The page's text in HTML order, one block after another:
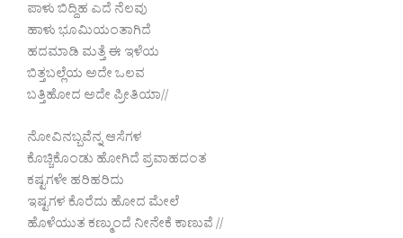
ಪಾಳು ಬಿದ್ದಿಹ ಎದೆ ನೆಲವು
ಹಾಳು ಭೂಮಿಯಂತಾಗಿದೆ
ಹದಮಾಡಿ ಮತ್ತೆ ಈ ಇಳೆಯ
ಬಿತ್ತಬಲ್ಲೆಯ ಅದೇ ಒಲವ
ಬತ್ತಿಹೋದ ಅದೇ ಪ್ರೀತಿಯಾ//
ನೋವಿನಬ್ಬವೆನ್ನ ಆಸೆಗಳ
ಕೊಚ್ಚಿಕೊಂಡು ಹೋಗಿದೆ ಪ್ರವಾಹದಂತ
ಕಷ್ಟಗಳೇ ಹರಿಹರಿದು
ಇಷ್ಟಗಳ ಕೊರೆದು ಹೋದ ಮೇಲೆ
ಹೊಳೆಯುತ ಕಣ್ಮುಂದೆ ನೀನೇಕೆ ಕಾಣುವೆ //